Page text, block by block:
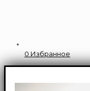
0 Избранное